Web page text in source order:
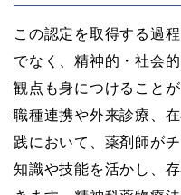
この認定を取得する過
でなく、精神的・社会
観点も身につけること
職種連携や外来診療、
践において、薬剤師が
知識や技能を活かし、